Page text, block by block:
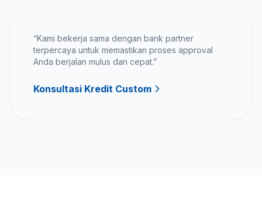
“Kami bekerja sama dengan bank partner
terpercaya untuk memastikan proses approval
Anda berjalan mulus dan cepat.”
Konsultasi Kredit Custom